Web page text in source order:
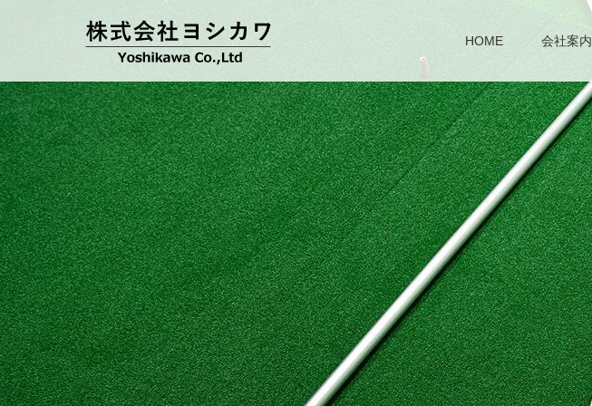
HOME 会社案内